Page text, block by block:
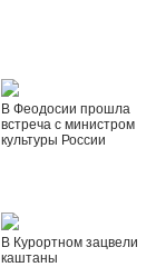
В Феодосии прошла
встреча с министром
культуры России
В Курортном зацвели
каштаны